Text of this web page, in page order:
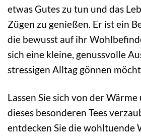
etwas Gutes zu tun und das
Zügen zu genießen. Er ist ein
die bewusst auf ihr
sich eine kleine, genussvolle
stressigen Alltag gönnen
Lassen Sie sich von der
dieses besonderen Tees
entdecken Sie die wohltuende